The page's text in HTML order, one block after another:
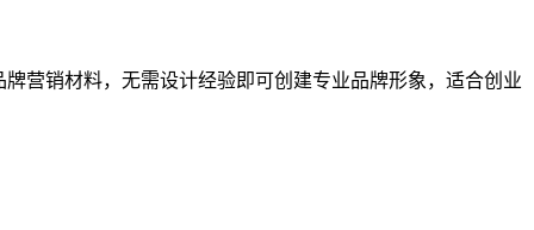
营销材料，无需设计经验即可创建专业品牌形象，适合创业